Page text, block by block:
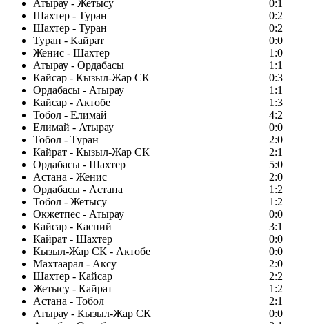
Атырау - Жетысу
0:1
Шахтер - Туран
0:2
Шахтер - Туран
0:2
Туран - Кайрат
0:0
Женис - Шахтер
1:0
Атырау - Ордабасы
1:1
Кайсар - Кызыл-Жар СК
0:3
Ордабасы - Атырау
1:1
Кайсар - Актобе
1:3
Тобол - Елимай
4:2
Елимай - Атырау
0:0
Тобол - Туран
2:0
Кайрат - Кызыл-Жар СК
2:1
Ордабасы - Шахтер
5:0
Астана - Женис
2:0
Ордабасы - Астана
1:2
Тобол - Жетысу
1:2
Окжетпес - Атырау
0:0
Кайсар - Каспий
3:1
Кайрат - Шахтер
0:0
Кызыл-Жар СК - Актобе
0:0
Махтаарал - Аксу
2:0
Шахтер - Кайсар
2:2
Жетысу - Кайрат
1:2
Астана - Тобол
2:1
Атырау - Кызыл-Жар СК
0:0